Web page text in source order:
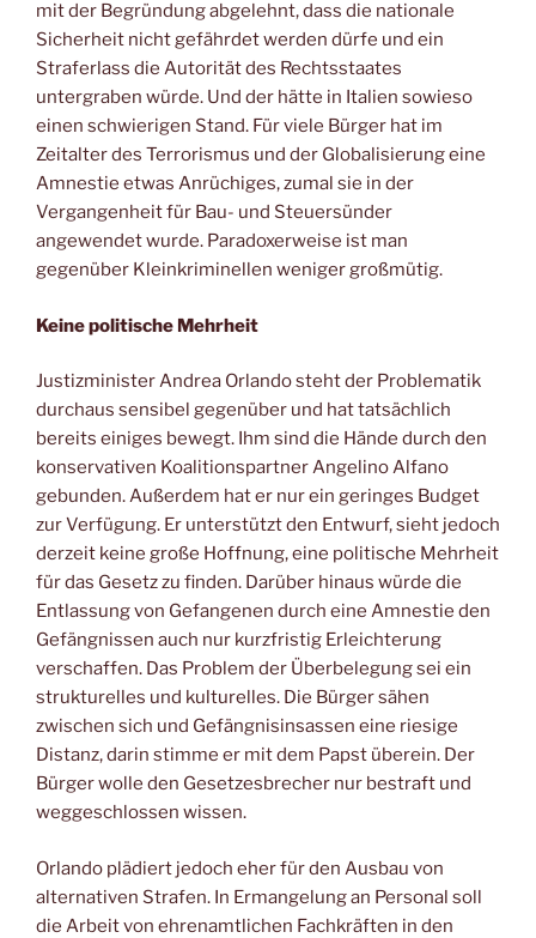
mit der Begründung abgelehnt, dass die nationale
Sicherheit nicht gefährdet werden dürfe und ein
Straferlass die Autorität des Rechtsstaates
untergraben würde. Und der hätte in Italien sowieso
einen schwierigen Stand. Für viele Bürger hat im
Zeitalter des Terrorismus und der Globalisierung eine
Amnestie etwas Anrüchiges, zumal sie in der
Vergangenheit für Bau- und Steuersünder
angewendet wurde. Paradoxerweise ist man
gegenüber Kleinkriminellen weniger großmütig.
Keine politische Mehrheit
Justizminister Andrea Orlando steht der Problematik
durchaus sensibel gegenüber und hat tatsächlich
bereits einiges bewegt. Ihm sind die Hände durch den
konservativen Koalitionspartner Angelino Alfano
gebunden. Außerdem hat er nur ein geringes Budget
zur Verfügung. Er unterstützt den Entwurf, sieht jedoch
derzeit keine große Hoffnung, eine politische Mehrheit
für das Gesetz zu finden. Darüber hinaus würde die
Entlassung von Gefangenen durch eine Amnestie den
Gefängnissen auch nur kurzfristig Erleichterung
verschaffen. Das Problem der Überbelegung sei ein
strukturelles und kulturelles. Die Bürger sähen
zwischen sich und Gefängnisinsassen eine riesige
Distanz, darin stimme er mit dem Papst überein. Der
Bürger wolle den Gesetzesbrecher nur bestraft und
weggeschlossen wissen.
Orlando plädiert jedoch eher für den Ausbau von
alternativen Strafen. In Ermangelung an Personal soll
die Arbeit von ehrenamtlichen Fachkräften in den